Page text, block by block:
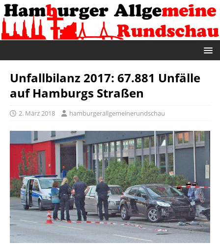
Unfallbilanz 2017: 67.881 Unfälle
auf Hamburgs Straßen
2. März 2018 hamburgerallgemeinerundschau